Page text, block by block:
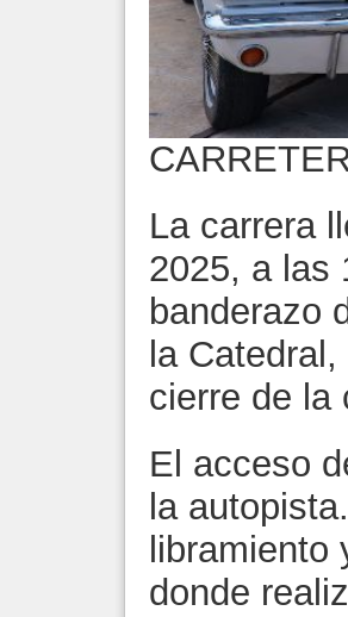
La carrera
2025, a las
banderazo
la
cierre de la
El acceso
la
donde